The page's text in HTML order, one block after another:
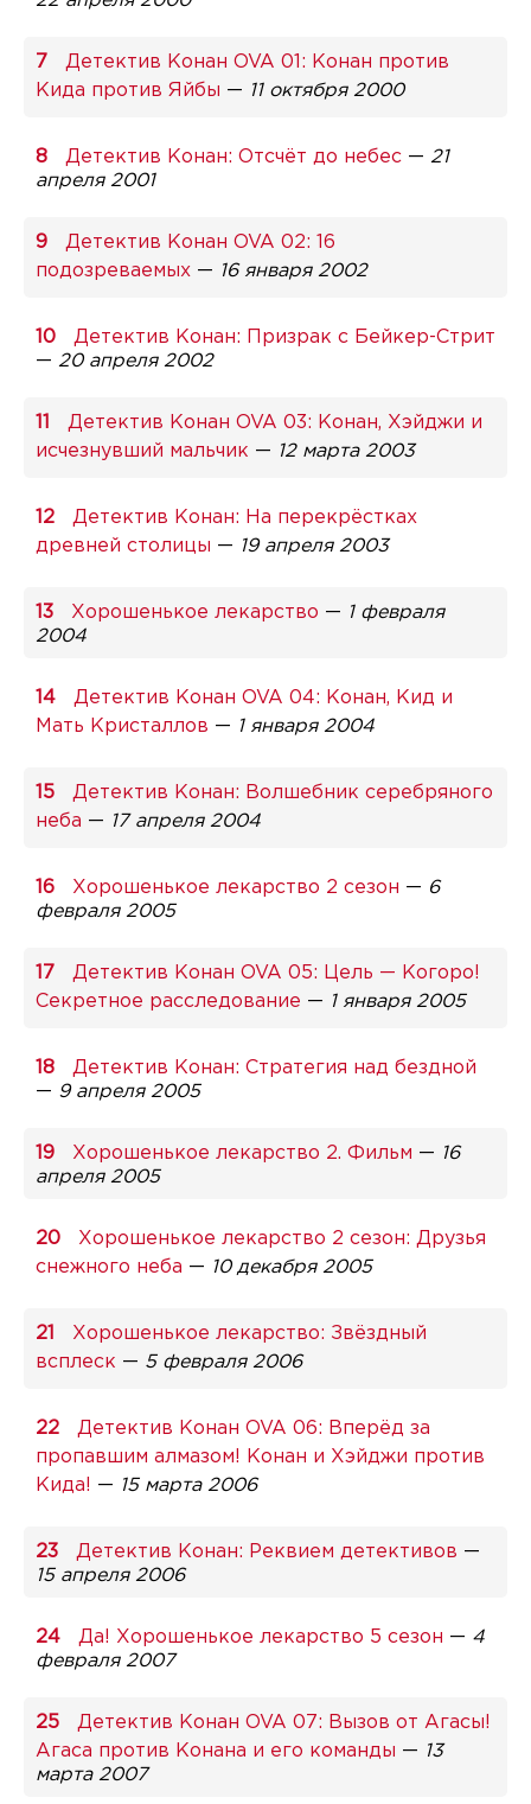
Детектив Конан OVA 01: Конан против
Кида против Яйбы — 11 октября 2000
Детектив Конан: Отсчёт до небес — 21
апреля 2001
Детектив Конан OVA 02: 16
подозреваемых — 16 января 2002
Детектив Конан: Призрак с Бейкер-Стрит
— 20 апреля 2002
Детектив Конан OVA 03: Конан, Хэйджи и
исчезнувший мальчик — 12 марта 2003
Детектив Конан: На перекрёстках
древней столицы — 19 апреля 2003
Хорошенькое лекарство — 1 февраля
2004
Детектив Конан OVA 04: Конан, Кид и
Мать Кристаллов — 1 января 2004
Детектив Конан: Волшебник серебряного
неба — 17 апреля 2004
Хорошенькое лекарство 2 сезон — 6
февраля 2005
Детектив Конан OVA 05: Цель — Когоро!
Секретное расследование — 1 января 2005
Детектив Конан: Стратегия над бездной
— 9 апреля 2005
Хорошенькое лекарство 2. Фильм — 16
апреля 2005
Хорошенькое лекарство 2 сезон: Друзья
снежного неба — 10 декабря 2005
Хорошенькое лекарство: Звёздный
всплеск — 5 февраля 2006
Детектив Конан OVA 06: Вперёд за
пропавшим алмазом! Конан и Хэйджи против
Кида! — 15 марта 2006
Детектив Конан: Реквием детективов —
15 апреля 2006
Да! Хорошенькое лекарство 5 сезон — 4
февраля 2007
Детектив Конан OVA 07: Вызов от Агасы!
Агаса против Конана и его команды — 13
марта 2007